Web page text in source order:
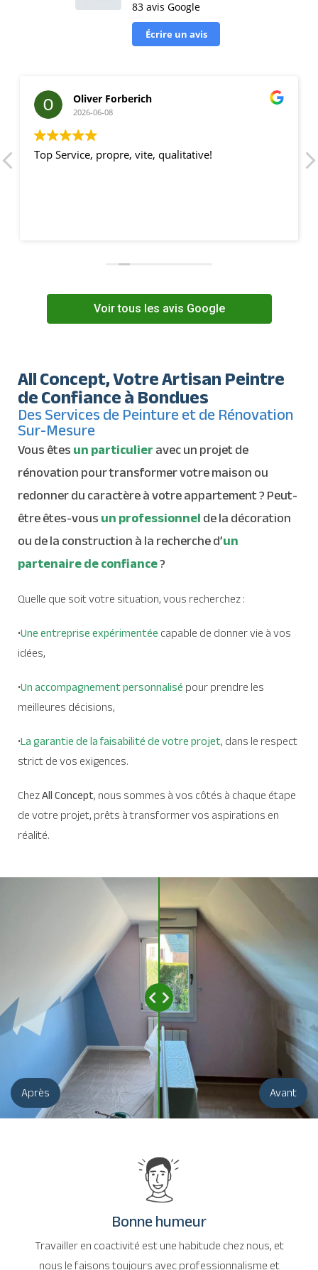
83 avis Google
Écrire un avis
Oliver Forberich
2026-06-08
Top Service, propre, vite, qualitative!
Voir tous les avis Google
All Concept, Votre Artisan Peintre
de Confiance à Bondues
Des Services de Peinture et de Rénovation
Sur-Mesure
Vous êtesun particulieravec un projet de
rénovation pour transformer votre maison ou
redonner du caractère à votre appartement ? Peut-
être êtes-vousun professionnelde la décoration
ou de la construction à la recherche d’un
partenaire de confiance?
Quelle que soit votre situation, vous recherchez :
•Une entreprise expérimentéecapable de donner vie à vos
idées,
•Un accompagnement personnalisépour prendre les
meilleures décisions,
•La garantie de la faisabilité de votre projet, dans le respect
strict de vos exigences.
ChezAll Concept, nous sommes à vos côtés à chaque étape
de votre projet, prêts à transformer vos aspirations en
réalité.
Après Avant
Bonne humeur
Travailler en coactivité est une habitude chez nous, et
nous le faisons toujours avec professionnalisme et